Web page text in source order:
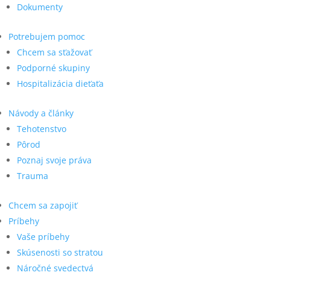
Dokumenty
Potrebujem pomoc
Chcem sa sťažovať
Podporné skupiny
Hospitalizácia dieťaťa
Návody a články
Tehotenstvo
Pôrod
Poznaj svoje práva
Trauma
Chcem sa zapojiť
Príbehy
Vaše príbehy
Skúsenosti so stratou
Náročné svedectvá